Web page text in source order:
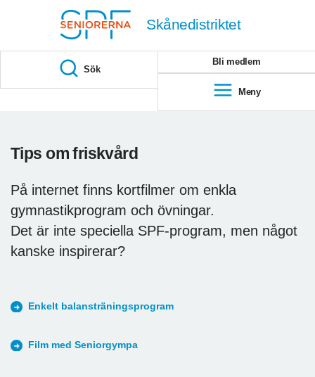
Skånedistriktet
Sök
Bli medlem
Meny
Tips om friskvård
På internet finns kortfilmer om enkla
gymnastikprogram och övningar.
Det är inte speciella SPF-program, men något
kanske inspirerar?
Enkelt balansträningsprogram
Film med Seniorgympa